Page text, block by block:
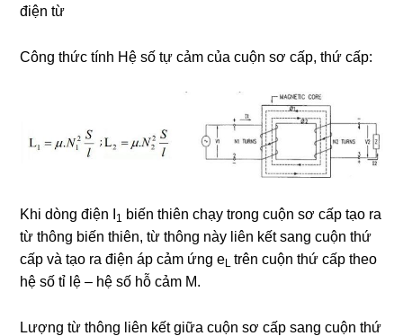
điện từ
Công thức tính Hệ số tự cảm của cuộn sơ cấp, thứ cấp:
Khi dòng điện I 1
biến thiên chạy trong cuộn sơ cấp tạo ra
từ thông biến thiên, từ thông này liên kết sang cuộn thứ
cấp và tạo ra điện áp cảm ứng eL trên cuộn thứ cấp theo
hệ số tỉ lệ – hệ số hỗ cảm M.
Lượng từ thông liên kết giữa cuộn sơ cấp sang cuộn thứ